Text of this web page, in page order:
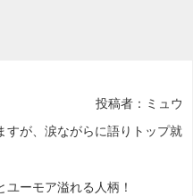
投稿者：ミュウ
すが、涙ながらに語りトップ就
ーモア溢れる人柄！